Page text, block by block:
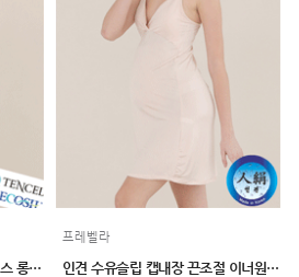
텐셀 수유슬립 캡내장 이너원피스 롱수유나시 끈조절 2size
프레벨라
인견 수유슬립 캡내장 끈조절 이너원피스 롱수유나시 2size